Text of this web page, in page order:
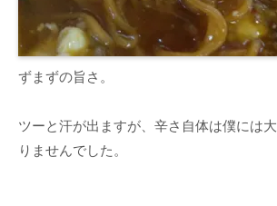
ずまずの旨さ。
ツーと汗が出ますが、辛さ自体は僕には
りませんでした。